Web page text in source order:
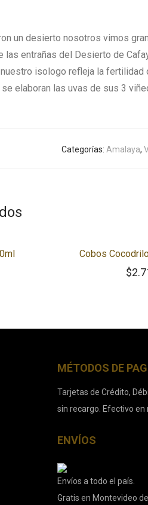
un desierto nosotros vimos
las entrañas del Desierto de
isologo refleja la fertilidad
elaboran las uvas de sus 3
Categorías: Amalaya,
Cobos
$
MÉTODOS DE
Tarjetas de Crédito,
sin recargo. Efectivo en
ENVÍOS
Envíos a todo el país.
Gratis en Montevideo